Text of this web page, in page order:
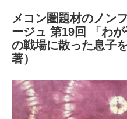
メコン圏題材のノン
ージュ 第19回 「わ
の戦場に散った息子
著）